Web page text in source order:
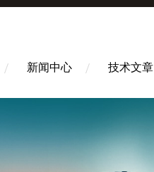
新闻中心 技术文章